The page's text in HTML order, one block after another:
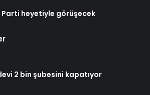
Parti heyetiyle görüşecek
2 bin şubesini kapatıyor